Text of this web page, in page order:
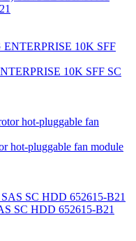
10K SFF SC
hot-pluggable fan module
SC HDD 652615-B21